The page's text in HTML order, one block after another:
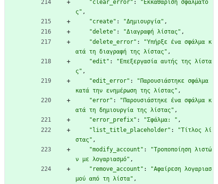
"clear_error" :
"Εκκαθάριση σφάλματο
ς" ,
"create" : "Δημιουργία" ,
"delete" : "Διαγραφή λίστας" ,
"delete_error" :
"Υπήρξε ένα σφάλμα κ
ατά τη διαγραφή της λίστας" ,
"edit" :
"Επεξεργασία αυτής της λίστα
ς" ,
"edit_error" :
"Παρουσιάστηκε σφάλμα
κατά την ενημέρωση της λίστας" ,
"error" :
"Παρουσιάστηκε ένα σφάλμα κ
ατά τη δημιουργία της λίστας" ,
"error_prefix" : "Σφάλμα: " ,
"list_title_placeholder" :
"Τίτλος λί
στας" ,
"modify_account" :
"Τροποποίηση λιστώ
ν με λογαριασμό" ,
"remove_account" :
"Αφαίρεση λογαριασ
μού από τη λίστα" ,